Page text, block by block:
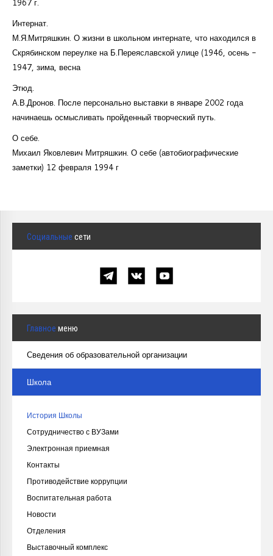
1967 г.
Интернат.
М.Я.Митряшкин. О жизни в школьном интернате, что находился в
Скрябинском переулке на Б.Переяславской улице (1946, осень -
1947, зима, весна
Этюд.
А.В.Дронов. После персонально выставки в январе 2002 года
начинаешь осмысливать пройденный творческий путь.
О себе.
Михаил Яковлевич Митряшкин. О себе (автобиографические
заметки) 12 февраля 1994 г
Социальные сети
Главное меню
Сведения об образовательной организации
Школа
История Школы
Сотрудничество с ВУЗами
Электронная приемная
Контакты
Противодействие коррупции
Воспитательная работа
Новости
Отделения
Выставочный комплекс